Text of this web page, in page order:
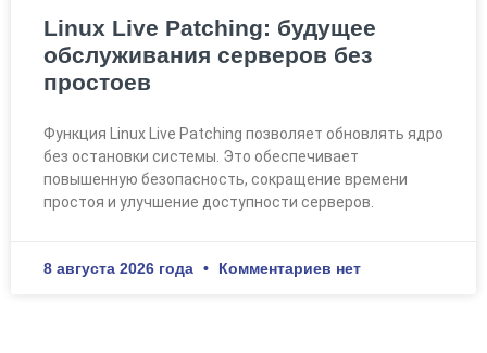
Linux Live Patching: будущее
обслуживания серверов без
простоев
Функция Linux Live Patching позволяет обновлять ядро
без остановки системы. Это обеспечивает
повышенную безопасность, сокращение времени
простоя и улучшение доступности серверов.
8 августа 2026 года Комментариев нет